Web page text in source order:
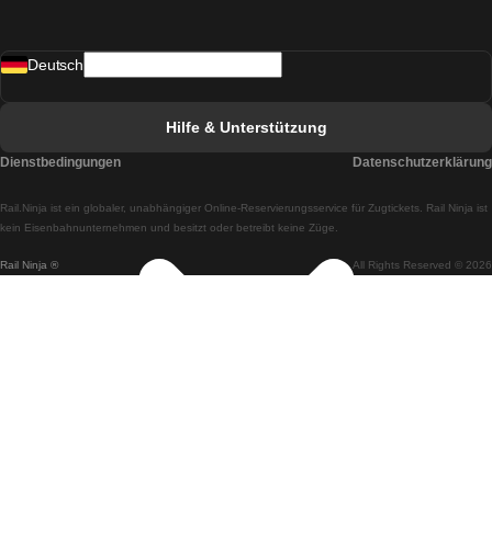
Züge von Lissabon nach Braga
Züge von Braga nach Lissabon
Rail Ninja ® All Rights Reserved © 2026
Rail.Ninja ist ein globaler, unabhängiger Online-Reservierungsservice für Zugtickets. Rail Ninja ist
kein Eisenbahnunternehmen und besitzt oder betreibt keine Züge.
Deutsch
Hilfe & Unterstützung
Dienstbedingungen Datenschutzerklärung